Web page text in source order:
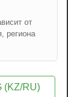
от
региона
(KZ/RU)